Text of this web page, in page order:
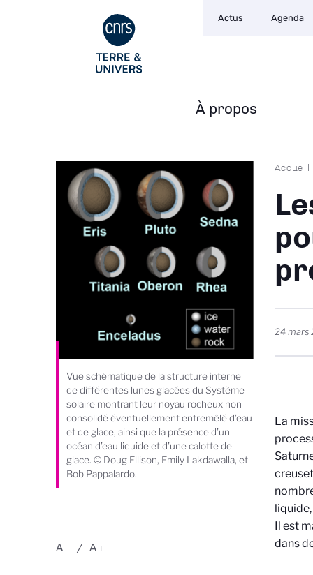
Navigation
À propos
secondaire
Actus Agenda
Vue schématique de la structure interne
de différentes lunes glacées du Système
solaire montrant leur noyau rocheux non
consolidé éventuellement entremêlé d’eau
et de glace, ainsi que la présence d’un
océan d’eau liquide et d’une calotte de
glace. © Doug Ellison, Emily Lakdawalla, et
Bob Pappalardo.
-
A +
A
Fil
Accueil
24 mars
La
Il est
dans